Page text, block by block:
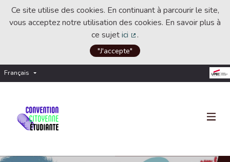
Ce site utilise des cookies. En continuant à parcourir le site,
vous acceptez notre utilisation des cookies. En savoir plus à
ce sujetici
(Lien externe)
.
"J'accepte"
Français Choisir la langue